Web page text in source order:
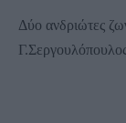
Δύο ανδριώτες